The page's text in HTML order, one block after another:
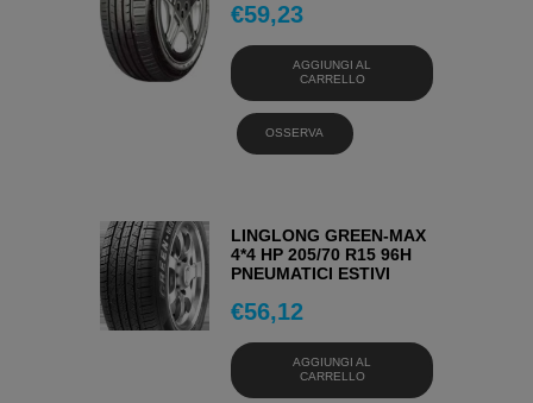
€59,23
AGGIUNGI AL
CARRELLO
OSSERVA
LINGLONG GREEN-MAX
4*4 HP 205/70 R15 96H
PNEUMATICI ESTIVI
€56,12
AGGIUNGI AL
CARRELLO